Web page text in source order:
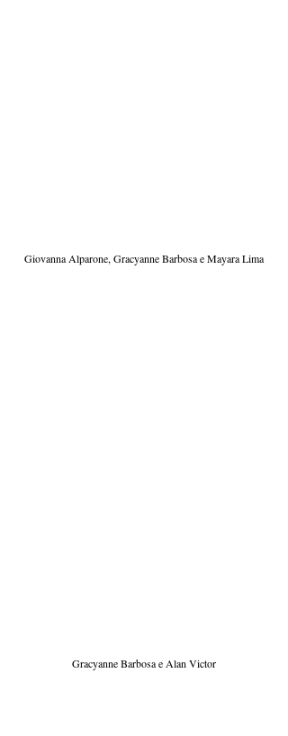
Giovanna Alparone, Gracyanne Barbosa e Mayara Lima
Gracyanne Barbosa e Alan Victor